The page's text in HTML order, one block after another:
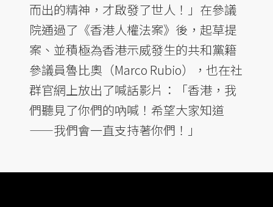
而出的精神，才啟發了世人！」在參議
院通過了《香港人權法案》後，起草提
案、並積極為香港示威發生的共和黨籍
參議員魯比奧（Marco Rubio），也在社
群官網上放出了喊話影片：「香港，我
們聽見了你們的吶喊！希望大家知道
——我們會一直支持著你們！」